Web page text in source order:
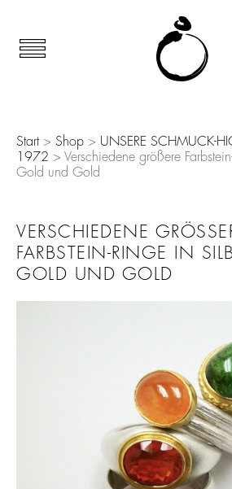
Start> Shop > UNSERE SCHMUCK-
1972 > Verschiedene größere
Gold und Gold
VERSCHIEDENE
ARBSTEIN-RINGE IN
OLD UND GOLD